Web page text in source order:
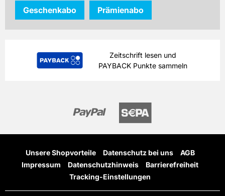
Geschenkabo Prämienabo
Zeitschrift lesen und
PAYBACK Punkte sammeln
Unsere Shopvorteile Datenschutz bei uns
AGB
Impressum
Datenschutzhinweis
Barrierefreiheit
Tracking-Einstellungen